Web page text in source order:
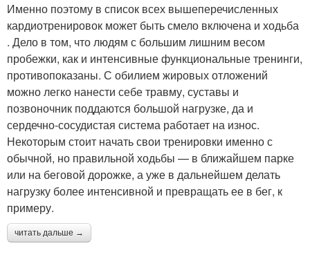
Именно поэтому в список всех вышеперечисленных
кардиотренировок может быть смело включена и ходьба
. Дело в том, что людям с большим лишним весом
пробежки, как и интенсивные функциональные тренинги,
противопоказаны. С обилием жировых отложений
можно легко нанести себе травму, суставы и
позвоночник поддаются большой нагрузке, да и
сердечно-сосудистая система работает на износ.
Некоторым стоит начать свои тренировки именно с
обычной, но правильной ходьбы — в ближайшем парке
или на беговой дорожке, а уже в дальнейшем делать
нагрузку более интенсивной и превращать ее в бег, к
примеру.
читать дальше →